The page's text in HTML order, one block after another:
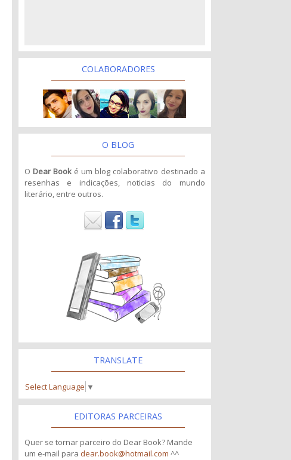
COLABORADORES
O BLOG
O Dear Book é um blog colaborativo destinado a
resenhas e indicações, noticias do mundo
literário, entre outros.
TRANSLATE
Select Language ▼
EDITORAS PARCEIRAS
Quer se tornar parceiro do Dear Book? Mande
um e-mail para dear.book@hotmail.com ^^